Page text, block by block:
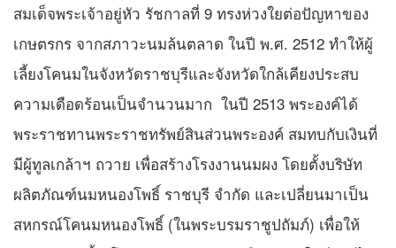
สมเด็จพระเจ้าอยู่หัว รัชกาลที่ 9 ทรงห่วงใยต่อปัญหาของ
เกษตรกร จากสภาวะนมล้นตลาด ในปี พ.ศ. 2512 ทำให้ผู้
เลี้ยงโคนมในจังหวัดราชบุรีและจังหวัดใกล้เคียงประสบ
ความเดือดร้อนเป็นจำนวนมาก ในปี 2513 พระองค์ได้
พระราชทานพระราชทรัพย์สินส่วนพระองค์ สมทบกับเงินที่
มีผู้ทูลเกล้าฯ ถวาย เพื่อสร้างโรงงานนมผง โดยตั้งบริษัท
ผลิตภัณฑ์นมหนองโพธิ์ ราชบุรี จำกัด และเปลี่ยนมาเป็น
สหกรณ์โคนมหนองโพธิ์ (ในพระบรมราชูปถัมภ์) เพื่อให้